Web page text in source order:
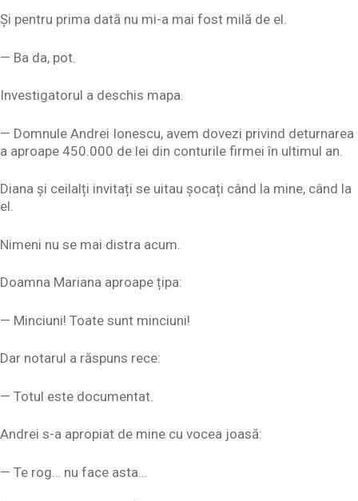
Și pentru prima dată nu mi-a mai fost milă de el.
— Ba da, pot.
Investigatorul a deschis mapa.
— Domnule Andrei Ionescu, avem dovezi privind deturnarea
a aproape 450.000 de lei din conturile firmei în ultimul an.
Diana și ceilalți invitați se uitau șocați când la mine, când la
el.
Nimeni nu se mai distra acum.
Doamna Mariana aproape țipa:
— Minciuni! Toate sunt minciuni!
Dar notarul a răspuns rece:
— Totul este documentat.
Andrei s-a apropiat de mine cu vocea joasă:
— Te rog… nu face asta…